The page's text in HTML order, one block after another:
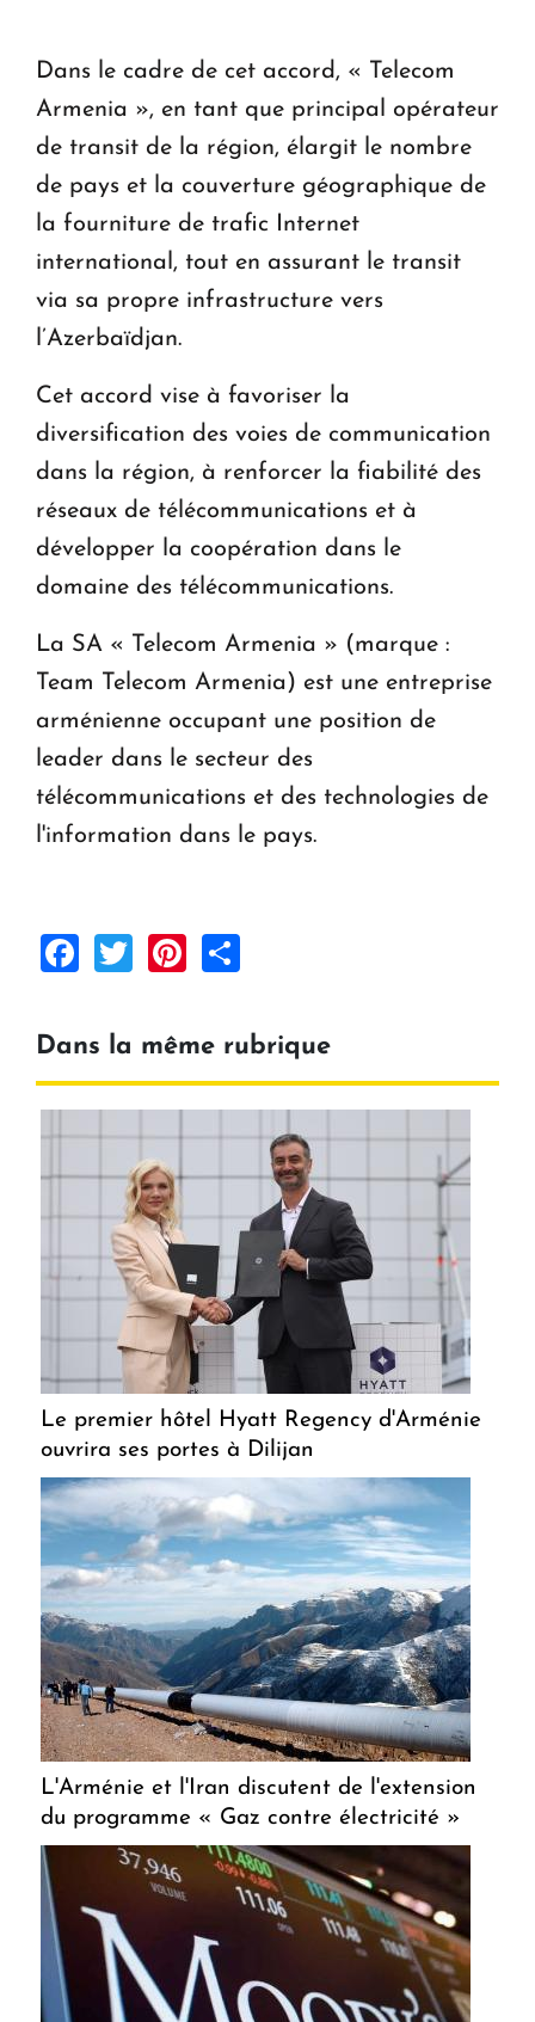
Dans le cadre de cet accord, « Telecom
Armenia », en tant que principal opérateur
de transit de la région, élargit le nombre
de pays et la couverture géographique de
la fourniture de trafic Internet
international, tout en assurant le transit
via sa propre infrastructure vers
l’Azerbaïdjan.
Cet accord vise à favoriser la
diversification des voies de communication
dans la région, à renforcer la fiabilité des
réseaux de télécommunications et à
développer la coopération dans le
domaine des télécommunications.
La SA « Telecom Armenia » (marque :
Team Telecom Armenia) est une entreprise
arménienne occupant une position de
leader dans le secteur des
télécommunications et des technologies de
l'information dans le pays.
Facebook
TwitterPinterest
Dans la même rubrique
Le premier hôtel Hyatt Regency d'Arménie
ouvrira ses portes à Dilijan
L'Arménie et l'Iran discutent de l'extension
du programme « Gaz contre électricité »